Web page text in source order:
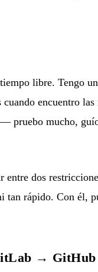
libre. Tengo
encuentro
pruebo mucho,
entre dos
rápido. Con él,
→ GitHub